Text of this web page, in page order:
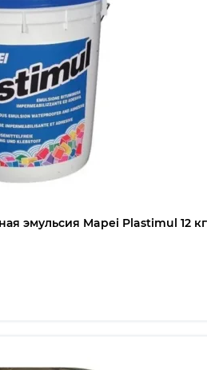
эмульсия Mapei Plastimul 12 кг